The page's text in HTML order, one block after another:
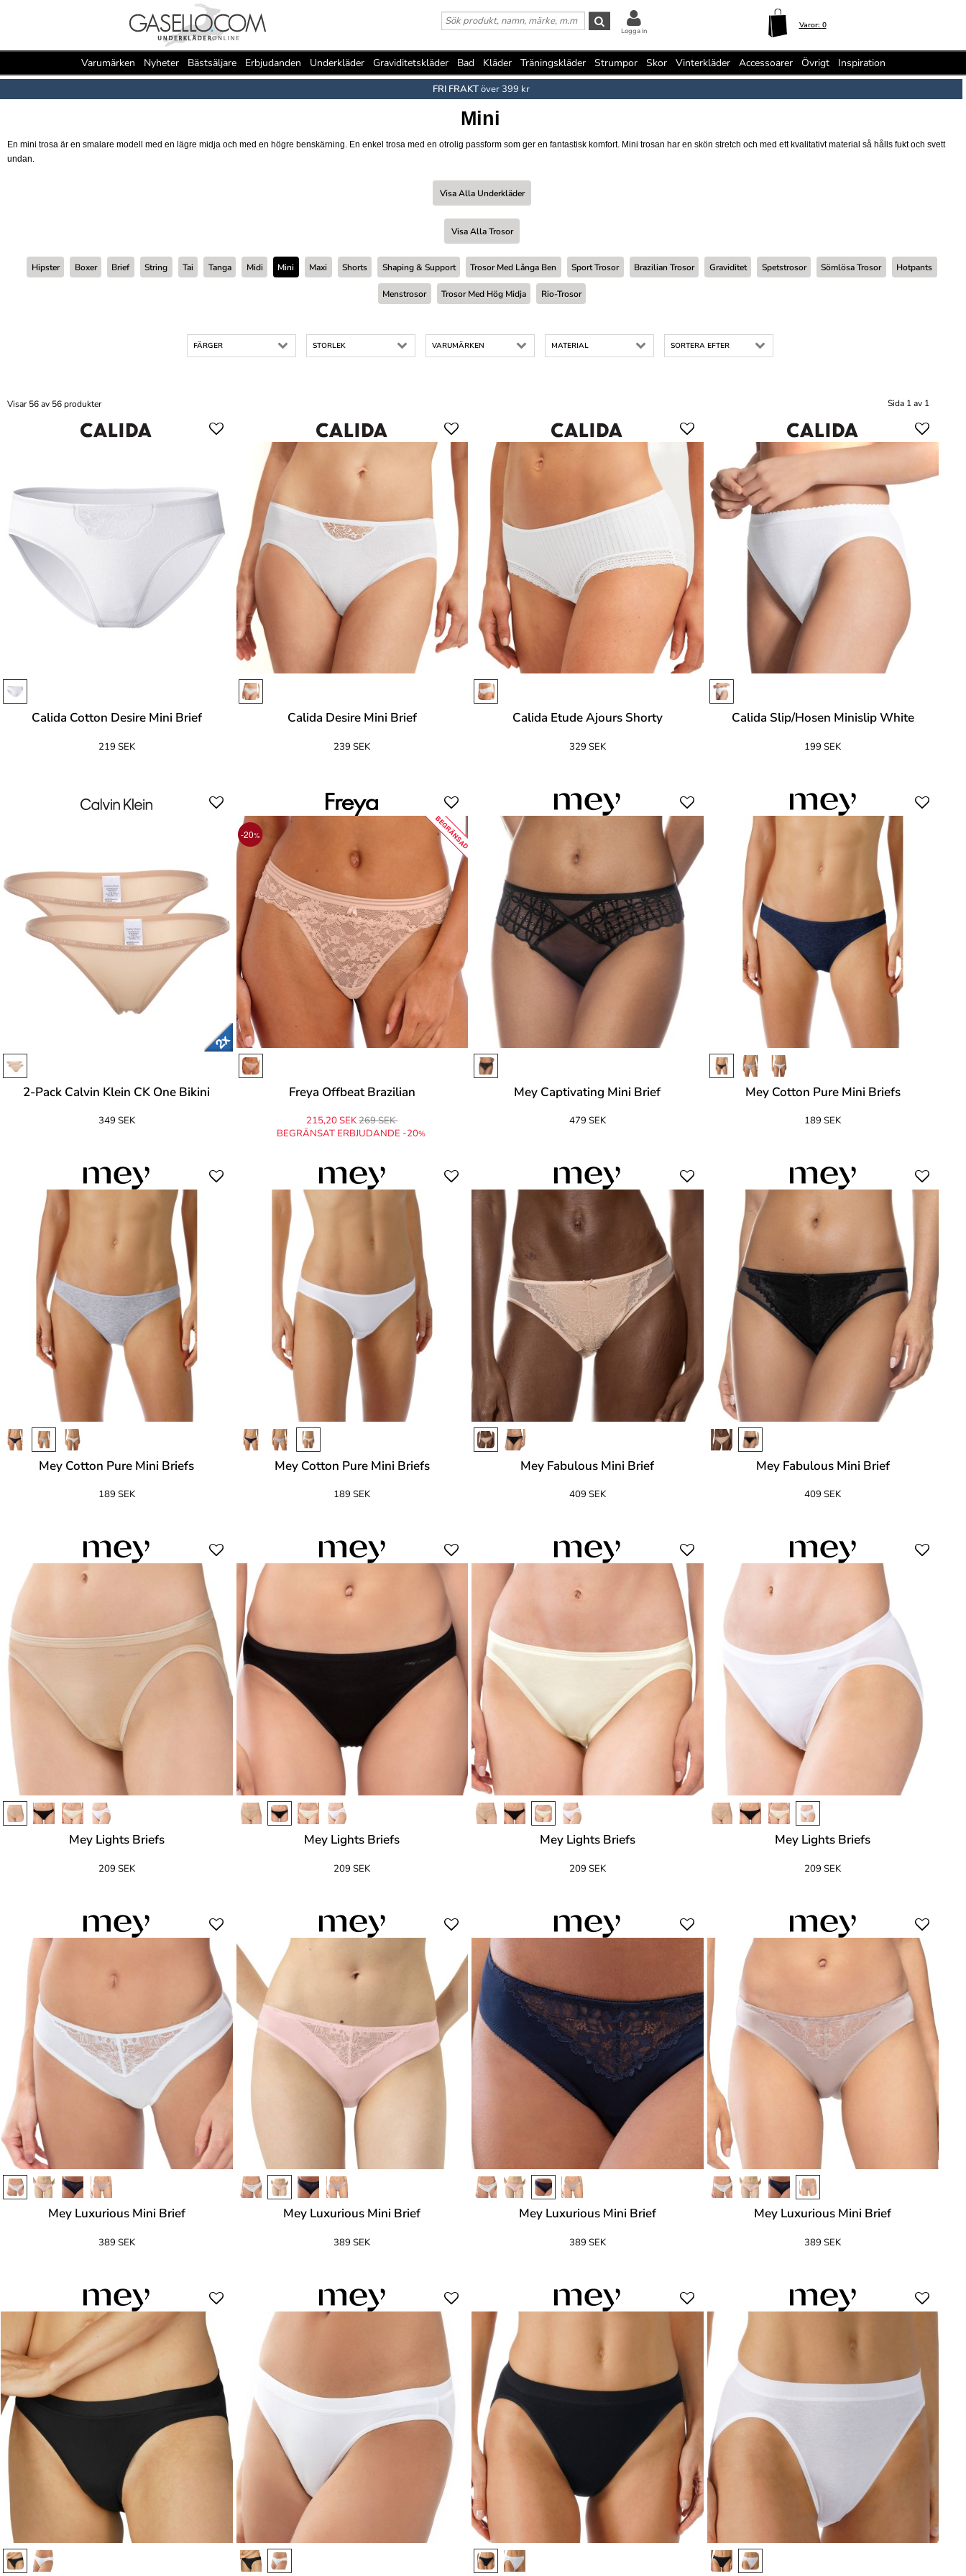
Varor: 0
Logga in
Varumärken Nyheter Bästsäljare Erbjudanden Underkläder Graviditetskläder Bad Kläder Träningskläder Strumpor Skor Vinterkläder Accessoarer Övrigt Inspiration
FRI FRAKTöver 399 kr
Mini
En mini trosa är en smalare modell med en lägre midja och med en högre benskärning. En enkel trosa med en otrolig passform som ger en fantastisk komfort. Mini trosan har en skön stretch och med ett kvalitativt material så hålls fukt och svett
undan.
Visa Alla Underkläder
Visa Alla Trosor
Hipster Boxer Brief String Tai Tanga Midi Mini Maxi Shorts Shaping & Support Trosor Med Långa Ben Sport Trosor Brazilian Trosor Graviditet Spetstrosor Sömlösa Trosor Hotpants
Menstrosor Trosor Med Hög Midja Rio-Trosor
FÄRGER STORLEK VARUMÄRKEN MATERIAL SORTERA EFTER
Sida 1 av 1
Visar 56 av 56 produkter
Calida Cotton Desire Mini Brief
219 SEK
Calida Desire Mini Brief
239 SEK
Calida Etude Ajours Shorty
329 SEK
Calida Slip/Hosen Minislip White
199 SEK
2-Pack Calvin Klein CK One Bikini
349 SEK
-20% BEGRÄNSAD
Freya Offbeat Brazilian
215,20 SEK269 SEK
BEGRÄNSAT ERBJUDANDE -20%
Mey Captivating Mini Brief
479 SEK
Mey Cotton Pure Mini Briefs
189 SEK
Mey Cotton Pure Mini Briefs
189 SEK
Mey Cotton Pure Mini Briefs
189 SEK
Mey Fabulous Mini Brief
409 SEK
Mey Fabulous Mini Brief
409 SEK
Mey Lights Briefs
209 SEK
Mey Lights Briefs
209 SEK
Mey Lights Briefs
209 SEK
Mey Lights Briefs
209 SEK
Mey Luxurious Mini Brief
389 SEK
Mey Luxurious Mini Brief
389 SEK
Mey Luxurious Mini Brief
389 SEK
Mey Luxurious Mini Brief
389 SEK